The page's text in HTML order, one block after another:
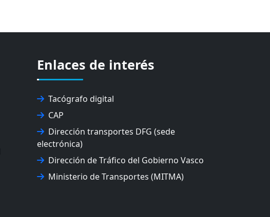
Enlaces de interés
Tacógrafo digital
CAP
Dirección transportes DFG (sede
electrónica)
Dirección de Tráfico del Gobierno Vasco
Ministerio de Transportes (MITMA)